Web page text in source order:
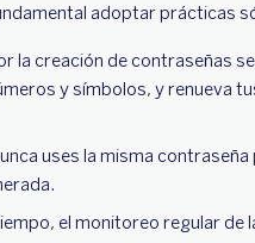
adoptar prácticas
la creación de contraseñas
y símbolos, y renueva
uses la misma
el monitoreo regular de